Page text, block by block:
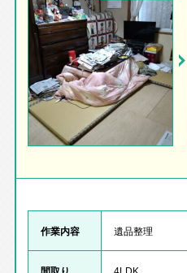
作業内容 遺品整理